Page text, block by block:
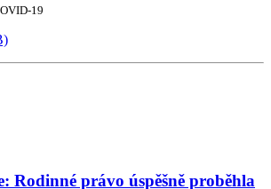
19
Rodinné právo úspěšně proběhla